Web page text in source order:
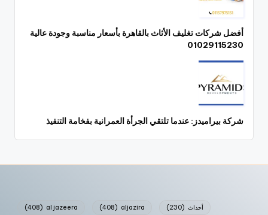
أفضل شركات تغليف الأثاث بالقاهرة بأسعار مناسبة وجودة عالية
01029115230
شركة بيراميدز: عندما تلتقي الجرأة العمرانية بفخامة التنفيذ
al jazeera
(408) aljazira
(408) أحداث (230)